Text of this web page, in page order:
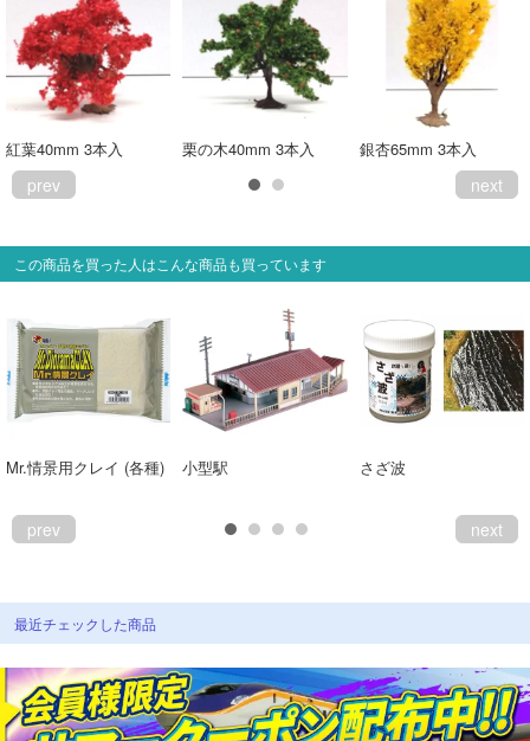
紅葉40mm 3本入 栗の木40mm 3本入 銀杏65mm 3本入
prev next
この商品を買った人はこんな商品も買っています
Mr.情景用クレイ (各種) 小型駅 さざ波
prev next
最近チェックした商品